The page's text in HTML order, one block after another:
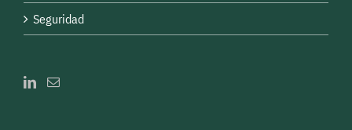
Seguridad